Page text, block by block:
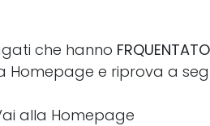
che hanno FRQUENTATO
Homepage e riprova a
alla Homepage